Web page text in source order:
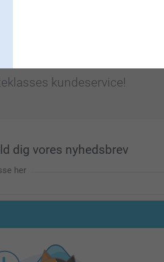
kundeservice!
dig vores nyhedsbrev
her